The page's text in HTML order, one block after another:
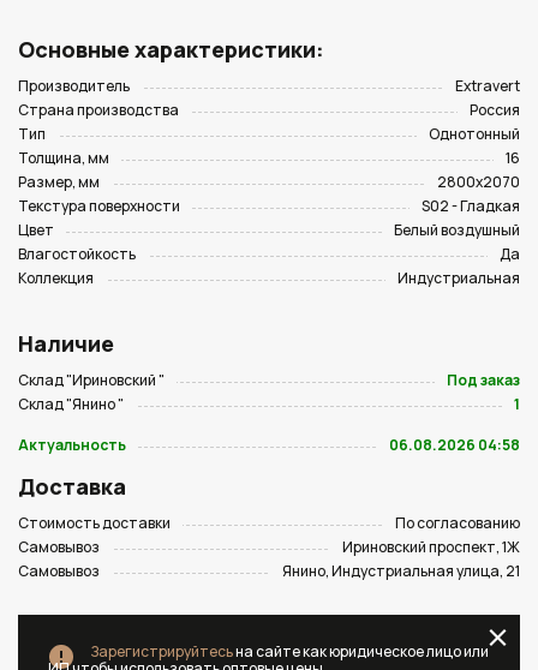
Основные характеристики:
Производитель
Extravert
Страна производства
Россия
Тип
Однотонный
Толщина, мм
16
Размер, мм
2800х2070
Текстура поверхности
S02 - Гладкая
Цвет
Белый воздушный
Влагостойкость
Да
Коллекция
Индустриальная
Наличие
Склад "Ириновский "
Под заказ
Склад "Янино "
1
Актуальность
06.08.2026 04:58
Доставка
Стоимость доставки
По согласованию
Самовывоз
Ириновский проспект, 1Ж
Самовывоз
Янино, Индустриальная улица, 21
Зарегистрируйтесьна сайте как юридическое лицо или